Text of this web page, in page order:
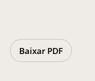
Baixar PDF